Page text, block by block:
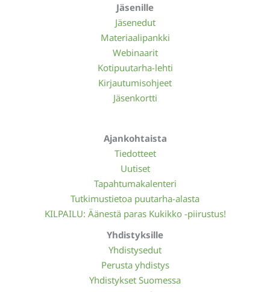
Jäsenille
Jäsenedut
Materiaalipankki
Webinaarit
Kotipuutarha-lehti
Kirjautumisohjeet
Jäsenkortti
Ajankohtaista
Tiedotteet
Uutiset
Tapahtumakalenteri
Tutkimustietoa puutarha-alasta
KILPAILU: Äänestä paras Kukikko -piirustus!
Yhdistyksille
Yhdistysedut
Perusta yhdistys
Yhdistykset Suomessa